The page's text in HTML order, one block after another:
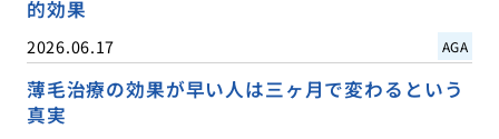
的効果
2026.06.17 AGA
薄毛治療の効果が早い人は三ヶ月で変わるという
真実